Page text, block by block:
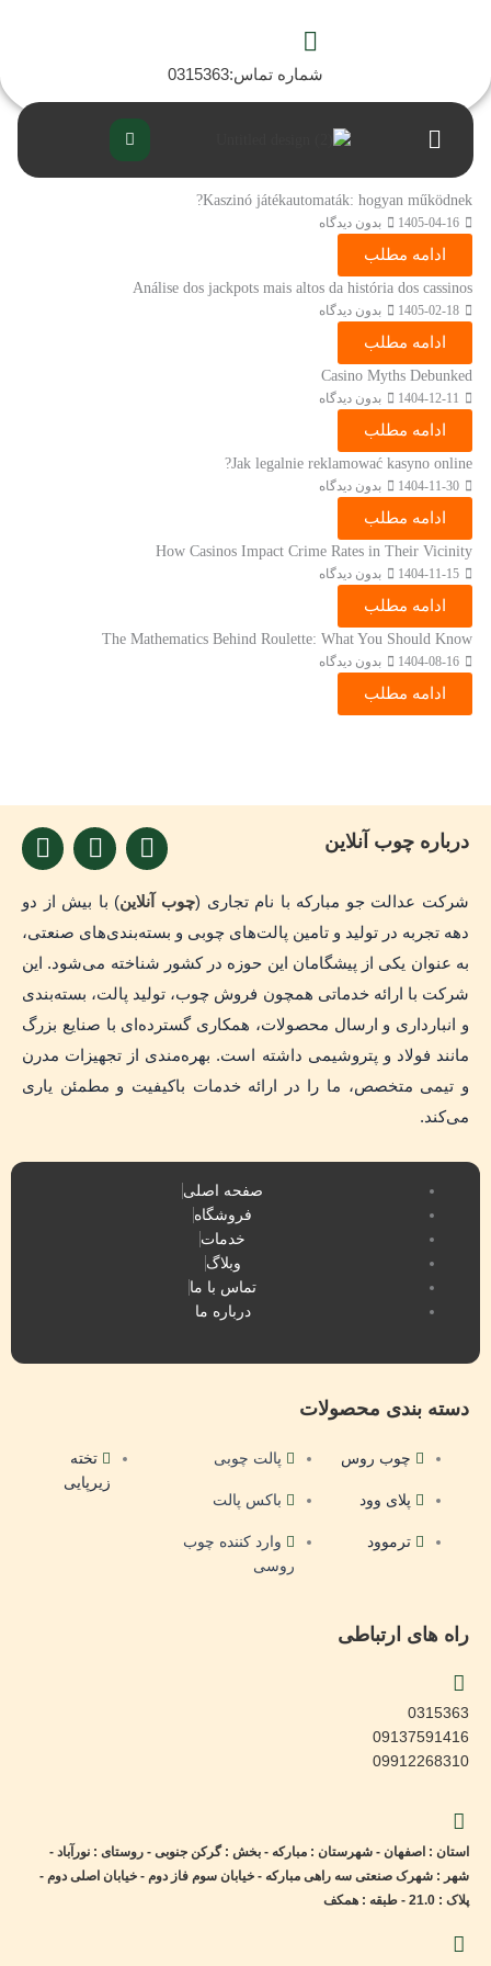
شماره تماس:0315363
Flyout
Kaszinó játékautomaták: hogyan működnek?
1405-04-16 بدون دیدگاه
ادامه مطلب
Análise dos jackpots mais altos da história dos cassinos
1405-02-18 بدون دیدگاه
ادامه مطلب
Casino Myths Debunked
بدون دیدگاه
ادامه مطلب
Jak legalnie reklamować kasyno online?
1404-11-30 بدون دیدگاه
ادامه مطلب
How Casinos Impact Crime Rates in Their Vicinity
1404-11-15 بدون دیدگاه
ادامه مطلب
The Mathematics Behind Roulette: What You Should Know
1404-08-16 بدون دیدگاه
ادامه مطلب
درباره چوب آنلاین
T
e
l
e
g
r
a
m
W
h
t
s
a
p
p
I
n
t
a
g
r
a
m
شرکت عدالت جو مبارکه با نام تجاری (چوب آنلاین) با بیش از دو
دهه تجربه در تولید و تامین پالت‌های چوبی و بسته‌بندی‌های صنعتی،
به عنوان یکی از پیشگامان این حوزه در کشور شناخته می‌شود. این
شرکت با ارائه خدماتی همچون فروش چوب، تولید پالت، بسته‌بندی
و انبارداری و ارسال محصولات، همکاری گسترده‌ای با صنایع بزرگ
مانند فولاد و پتروشیمی داشته است. بهره‌مندی از تجهیزات مدرن
و تیمی متخصص، ما را در ارائه خدمات باکیفیت و مطمئن یاری
می‌کند.
صفحه اصلی
فروشگاه
خدمات
وبلاگ
تماس با ما
درباره ما
دسته بندی محصولات
چوب روس
پلای وود
ترموود
پالت چوبی
باکس پالت
وارد کننده چوب
روسی
تخته
زیرپایی
راه های ارتباطی
0315363
09137591416
09912268310
استان : اصفهان - شهرستان : مبارکه - بخش : گرکن جنوبی - روستای : نورآباد -
شهر : شهرک صنعتی سه راهی مبارکه - خیابان سوم فاز دوم - خیابان اصلی دوم -
پلاک : 21.0 - طبقه : همکف